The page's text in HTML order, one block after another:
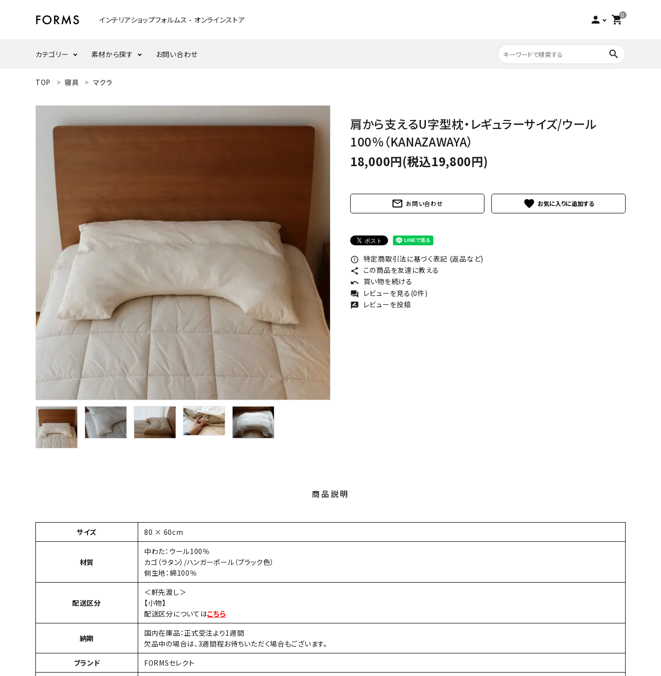
インテリアショップフォルムス - オンラインストア person 0
shopping_cart
カテゴリー
ウッドスタンド・天板 デスク ベッド
メンテナンスグッズ
素材から探す
ナラ/オーク タモ アッシュ ビーチ
お問い合わせ search
ACCOUNT MENU
person 新規会員登録
カテゴリーから探す
インフォメーション
TOP 寝具 マクラ
肩から支えるU字型枕・レギュラーサイズ/ウール
100％（KANAZAWAYA）
18,000円(税込19,800円)
mail_outline お問い合わせ favorite
error_outline 特定商取引法に基づく表記 (返品など)
share この商品を友達に教える
undo 買い物を続ける
forum レビューを見る(0件)
rate_review レビューを投稿
商品説明
サイズ 80 × 60cm
材質
中わた：ウール100％
カゴ（ラタン）/ハンガーポール（ブラック色）
側生地：綿100％
配送区分
＜軒先渡し＞
【小物】
配送区分についてはこちら
納期
国内在庫品：正式受注より1週間
欠品中の場合は、3週間程お待ちいただく場合もございます。
ブランド
FORMSセレクト